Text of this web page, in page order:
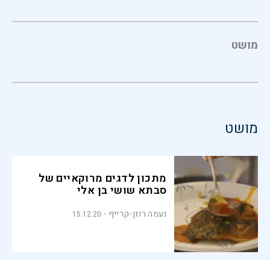
מושט
מושט
מתכון לדגים מרוקאיים של
סבתא שושי בן אלי
נעמה רוזן-קרייף 15.12.20